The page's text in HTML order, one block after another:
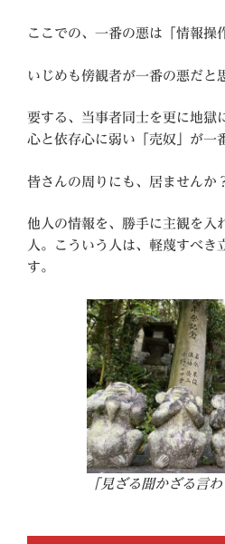
ここでの、一番の悪は「情報操
いじめも傍観者が一番の悪だと
要する、当事者同士を更に地獄
心と依存心に弱い「売奴」が一
皆さんの周りにも、居ませんか
他人の情報を、勝手に主観を入
人。こういう人は、軽蔑すべき
す。
「見ざる聞かざる言わ